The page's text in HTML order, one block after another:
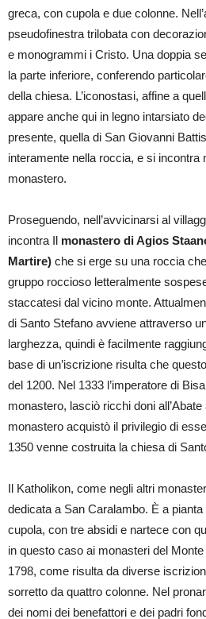
greca, con cupola e due colonne.
pseudofinestra trilobata con
e monogrammi i Cristo. Una doppia
la parte inferiore, conferendo
della chiesa. L’iconostasi, affine a
appare anche qui in legno intarsiato
presente, quella di San Giovanni
interamente nella roccia, e si incontra
monastero.
Proseguendo, nell’avvicinarsi al
incontra Il monastero di Agios
Martire) che si erge su una roccia
gruppo roccioso letteralmente
staccatesi dal vicino monte.
di Santo Stefano avviene attraverso
larghezza, quindi è facilmente
base di un’iscrizione risulta che
del 1200. Nel 1333 l’imperatore di
monastero, lasciò ricchi doni
monastero acquistò il privilegio di
1350 venne costruita la chiesa di
Il Katholikon, come negli altri
dedicata a San Caralambo. È a
cupola, con tre absidi e nartece con
in questo caso ai monasteri del
1798, come risulta da diverse
sorretto da quattro colonne. Nel
dei nomi dei benefattori e dei padri